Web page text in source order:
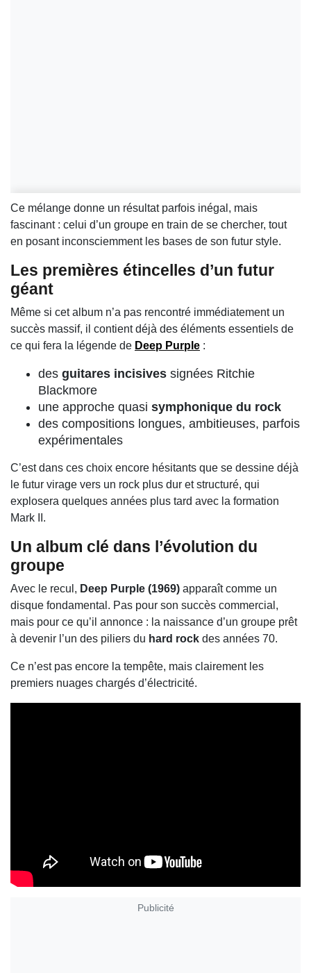
Ce mélange donne un résultat parfois inégal, mais
fascinant : celui d’un groupe en train de se chercher, tout
en posant inconsciemment les bases de son futur style.
Les premières étincelles d’un futur
géant
Même si cet album n’a pas rencontré immédiatement un
succès massif, il contient déjà des éléments essentiels de
ce qui fera la légende de Deep Purple :
des guitares incisives signées Ritchie
Blackmore
une approche quasi symphonique du rock
des compositions longues, ambitieuses, parfois
expérimentales
C’est dans ces choix encore hésitants que se dessine déjà
le futur virage vers un rock plus dur et structuré, qui
explosera quelques années plus tard avec la formation
Mark II.
Un album clé dans l’évolution du
groupe
Avec le recul, Deep Purple (1969) apparaît comme un
disque fondamental. Pas pour son succès commercial,
mais pour ce qu’il annonce : la naissance d’un groupe prêt
à devenir l’un des piliers du hard rock des années 70.
Ce n’est pas encore la tempête, mais clairement les
premiers nuages chargés d’électricité.
Publicité